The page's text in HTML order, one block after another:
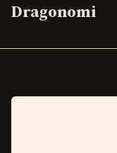
Dragonomi